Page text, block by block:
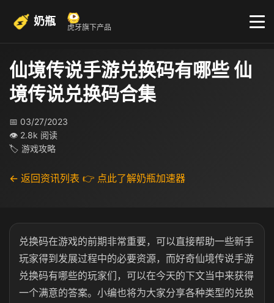
奶瓶 虎牙旗下产品
仙境传说手游兑换码有哪些 仙
境传说兑换码合集
📅 03/27/2023
👁 2.8k 阅读
🏷 游戏攻略
← 返回资讯列表 👉 点此了解奶瓶加速器
兑换码在游戏的前期非常重要，可以直接帮助一些新手
玩家得到发展过程中的必要资源，而好奇仙境传说手游
兑换码有哪些的玩家们，可以在今天的下文当中来获得
一个满意的答案。小编也将为大家分享各种类型的兑换